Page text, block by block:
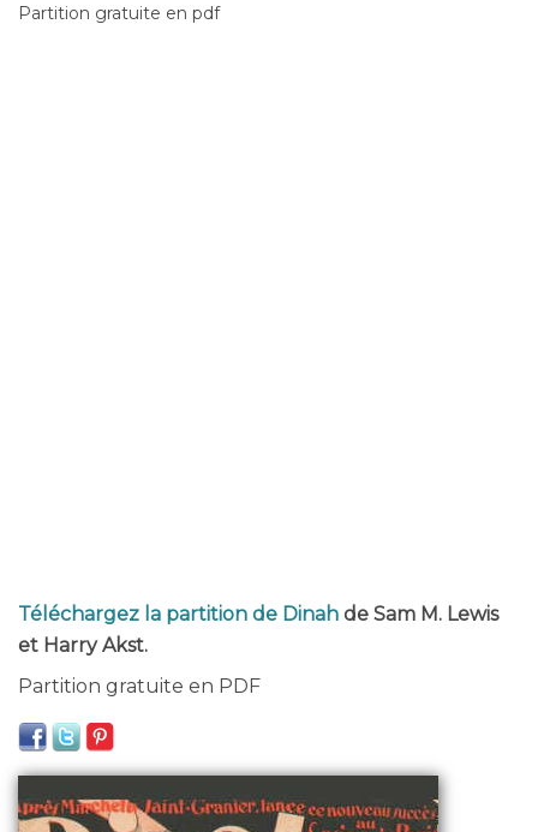
Partition gratuite en pdf
Téléchargez la partition de Dinah de Sam M. Lewis
et Harry Akst.
Partition gratuite en PDF